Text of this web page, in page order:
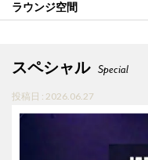
ラウンジ空間
スペシャル Special
投稿日 : 2026.06.27